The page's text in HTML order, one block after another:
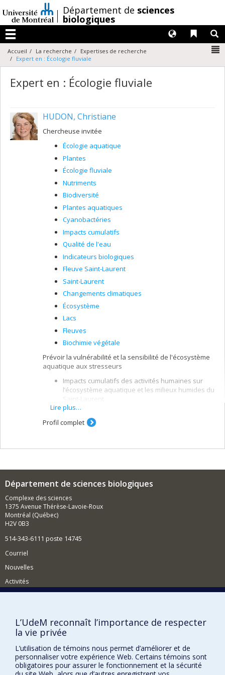
au
contenu
/Département de sciences
biologiques
Menu
Liens
Langues
Accueil La recherche
Expertises de recherche
Expert en : Écologie fluviale
Expert en : Écologie fluviale
HUDON, Christiane
Chercheuse invitée
Écologie aquatique
Plantes
Écologie fluviale
Nutriments
Biodiversité
Plantes aquatiques
Cyanobactéries
Impacts cumulatifs
Qualité de l'eau
Indicateurs biologiques
Fleuve Saint-Laurent
Saint-Laurent
Changements climatiques
Écosystème
Lacs
Fleuves
Biochimie végétale
Prévoir la vulnérabilité et la sensibilité de l'écosystème
aquatique aux stresseurs
Impacts cumulatifs des activités humaines sur
l’écosystème aquatique et les milieux humides du
Contrôle environnemental des cyanobactéries en
rivières
la diversité des plantes aquatiques
plantes envahissantes
Eutrophisation de l’écosystème aquatique
Lire plus…
Profil complet
Département de sciences biologiques
Complexe des sciences
1375 Avenue Thérèse-Lavoie-Roux
Montréal (Québec)
H2V 0B3
514-343-6111 poste 14745
Courriel
Nouvelles
Activités
BESOIN D'AIDE?
Plan du site
Signaler une erreur
Accessibilité
L’UdeM reconnaît l’importance de respecter
la vie privée
L’utilisation de témoins nous permet d’améliorer et de
personnaliser votre expérience Web. Certains témoins sont
obligatoires pour assurer le fonctionnement et la sécurité